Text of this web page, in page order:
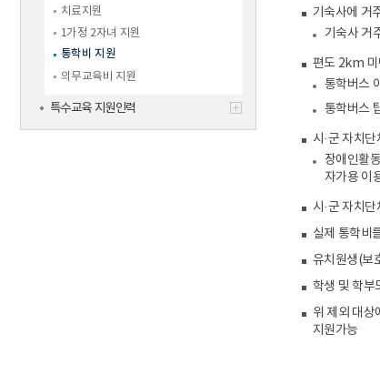
치료지원
1가정 2자녀 지원
통학비 지원
의무교육비 지원
특수교육 지원인력
기숙사에 거
기숙사 거
편도 2km 미
통학버스
통학버스
시·군 자치
장애인활
자가용 이
시·군 자치
실제 통학비
유치원생(보
학생 및 학부
위 제외 대상
지원가능